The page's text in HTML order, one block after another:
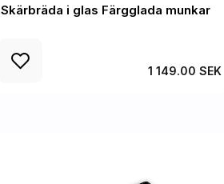
Skärbräda i glas Färgglada munkar
1 149.00 SEK